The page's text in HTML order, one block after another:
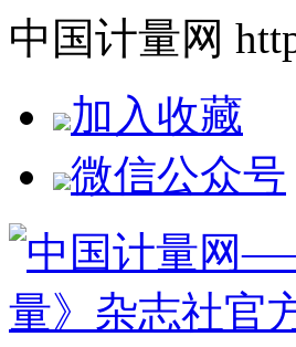
中国计量网
加入收藏
微信公众号